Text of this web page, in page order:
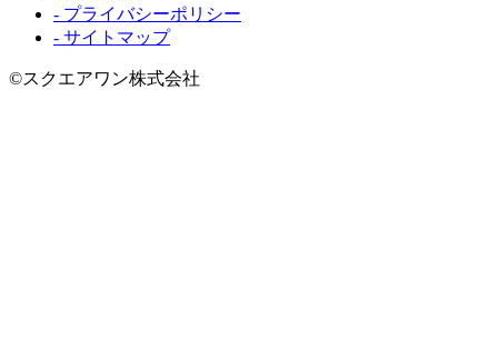
- プライバシーポリシー
- サイトマップ
©スクエアワン株式会社